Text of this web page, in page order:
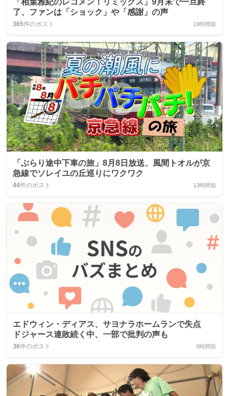
「相葉雅紀のレコメン！リミックス」9月末で一旦終
了、ファンは「ショック」や「感謝」の声
365件のポスト 19時間前
「ぶらり途中下車の旅」8月8日放送、風間トオルが京
急線でソレイユの丘巡りにワクワク
44件のポスト 13時間前
エドウィン・ディアス、サヨナラホームランで失点
ドジャース連敗続く中、一部で批判の声も
36件のポスト 8時間前